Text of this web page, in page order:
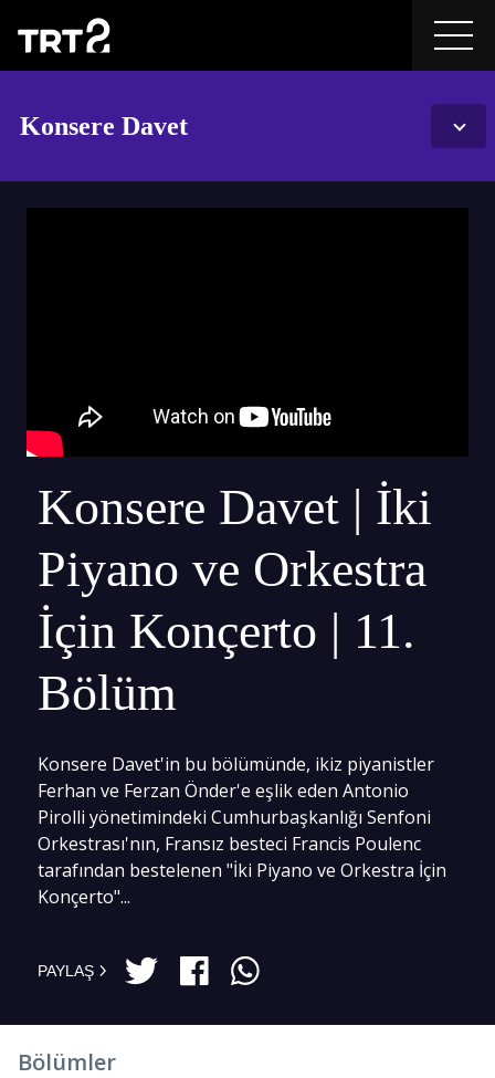
Konsere Davet
Konsere Davet | İki
Piyano ve Orkestra
İçin Konçerto | 11.
Bölüm
Konsere Davet'in bu bölümünde, ikiz piyanistler
Ferhan ve Ferzan Önder'e eşlik eden Antonio
Pirolli yönetimindeki Cumhurbaşkanlığı Senfoni
Orkestrası'nın, Fransız besteci Francis Poulenc
tarafından bestelenen "İki Piyano ve Orkestra İçin
Konçerto"...
PAYLAŞ
Bölümler